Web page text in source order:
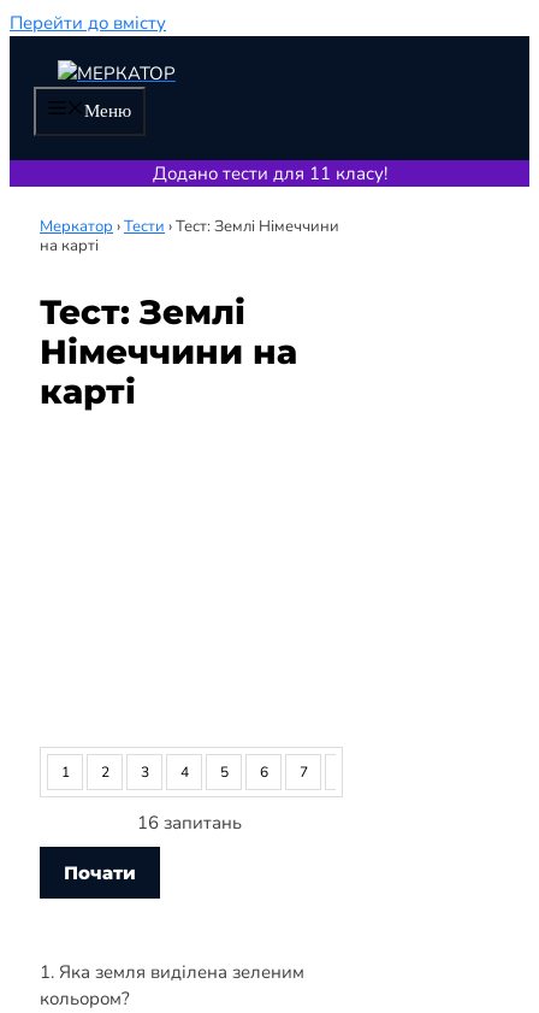
Перейти до вмісту
Меню
Додано тести для 11 класу!
Меркатор ›Тести ›Тест: Землі Німеччини
на карті
Тест: Землі
Німеччини на
карті
1 2 3 4 5 6 7
16 запитань
1. Яка земля виділена зеленим
кольором?